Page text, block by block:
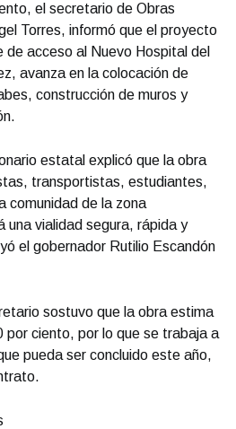
el secretario de Obras
Torres, informó que el proyecto
de acceso al Nuevo Hospital del
avanza en la colocación de
construcción de muros y
estatal explicó que la obra
transportistas, estudiantes,
comunidad de la zona
una vialidad segura, rápida y
el gobernador Rutilio Escandón
sostuvo que la obra estima
por ciento, por lo que se trabaja a
pueda ser concluido este año,